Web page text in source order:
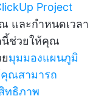
Project
และกำหนดเวลา
นี้ช่วยให้คุณ
มุมมองแผนภูมิ
คุณสามารถ
ทธิภาพ